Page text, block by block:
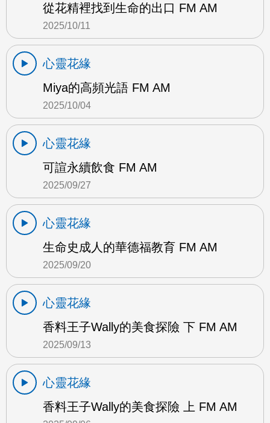
從花精裡找到生命的出口 FM AM
2025/10/11
心靈花緣
Miya的高頻光語 FM AM
2025/10/04
心靈花緣
可諠永續飲食 FM AM
2025/09/27
心靈花緣
生命史成人的華德福教育 FM AM
2025/09/20
心靈花緣
香料王子Wally的美食探險 下 FM AM
2025/09/13
心靈花緣
香料王子Wally的美食探險 上 FM AM